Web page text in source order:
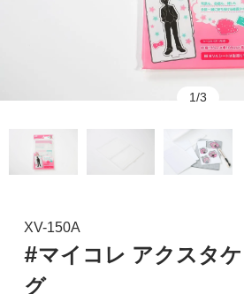
1/3
XV-150A
#マイコレ アクスタ
グ